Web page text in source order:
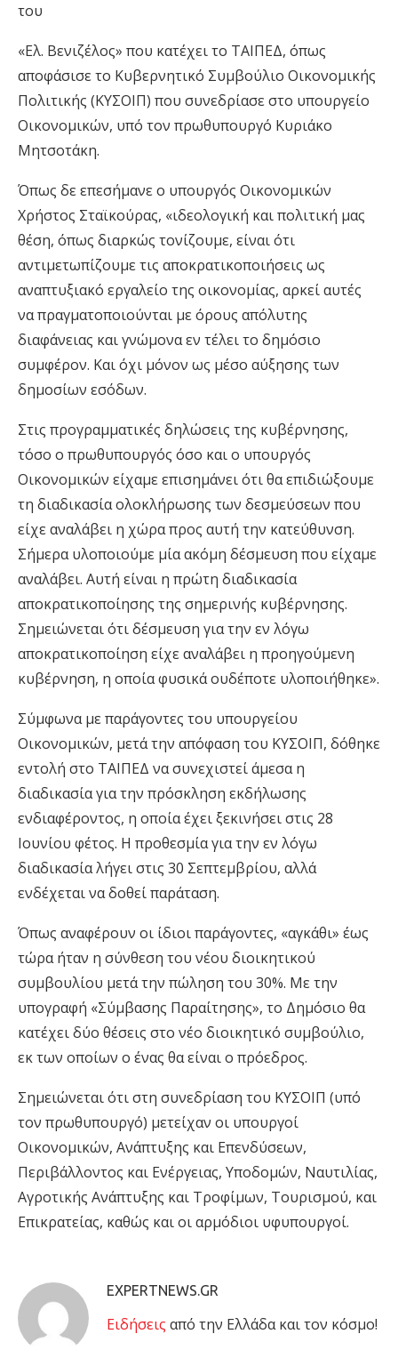
του
«Ελ. Βενιζέλος» που κατέχει το ΤΑΙΠΕΔ, όπως
αποφάσισε το Κυβερνητικό Συμβούλιο Οικονομικής
Πολιτικής (ΚΥΣΟΙΠ) που συνεδρίασε στο υπουργείο
Οικονομικών, υπό τον πρωθυπουργό Κυριάκο
Μητσοτάκη.
Όπως δε επεσήμανε ο υπουργός Οικονομικών
Χρήστος Σταϊκούρας, «ιδεολογική και πολιτική μας
θέση, όπως διαρκώς τονίζουμε, είναι ότι
αντιμετωπίζουμε τις αποκρατικοποιήσεις ως
αναπτυξιακό εργαλείο της οικονομίας, αρκεί αυτές
να πραγματοποιούνται με όρους απόλυτης
διαφάνειας και γνώμονα εν τέλει το δημόσιο
συμφέρον. Και όχι μόνον ως μέσο αύξησης των
δημοσίων εσόδων.
Στις προγραμματικές δηλώσεις της κυβέρνησης,
τόσο ο πρωθυπουργός όσο και ο υπουργός
Οικονομικών είχαμε επισημάνει ότι θα επιδιώξουμε
τη διαδικασία ολοκλήρωσης των δεσμεύσεων που
είχε αναλάβει η χώρα προς αυτή την κατεύθυνση.
Σήμερα υλοποιούμε μία ακόμη δέσμευση που είχαμε
αναλάβει. Αυτή είναι η πρώτη διαδικασία
αποκρατικοποίησης της σημερινής κυβέρνησης.
Σημειώνεται ότι δέσμευση για την εν λόγω
αποκρατικοποίηση είχε αναλάβει η προηγούμενη
κυβέρνηση, η οποία φυσικά ουδέποτε υλοποιήθηκε».
Σύμφωνα με παράγοντες του υπουργείου
Οικονομικών, μετά την απόφαση του ΚΥΣΟΙΠ, δόθηκε
εντολή στο ΤΑΙΠΕΔ να συνεχιστεί άμεσα η
διαδικασία για την πρόσκληση εκδήλωσης
ενδιαφέροντος, η οποία έχει ξεκινήσει στις 28
Ιουνίου φέτος. Η προθεσμία για την εν λόγω
διαδικασία λήγει στις 30 Σεπτεμβρίου, αλλά
ενδέχεται να δοθεί παράταση.
Όπως αναφέρουν οι ίδιοι παράγοντες, «αγκάθι» έως
τώρα ήταν η σύνθεση του νέου διοικητικού
συμβουλίου μετά την πώληση του 30%. Με την
υπογραφή «Σύμβασης Παραίτησης», το Δημόσιο θα
κατέχει δύο θέσεις στο νέο διοικητικό συμβούλιο,
εκ των οποίων ο ένας θα είναι ο πρόεδρος.
Σημειώνεται ότι στη συνεδρίαση του ΚΥΣΟΙΠ (υπό
τον πρωθυπουργό) μετείχαν οι υπουργοί
Οικονομικών, Ανάπτυξης και Επενδύσεων,
Περιβάλλοντος και Ενέργειας, Υποδομών, Ναυτιλίας,
Αγροτικής Ανάπτυξης και Τροφίμων, Τουρισμού, και
Επικρατείας, καθώς και οι αρμόδιοι υφυπουργοί.
EXPERTNEWS.GR
Eιδήσεις από την Ελλάδα και τον κόσμο!